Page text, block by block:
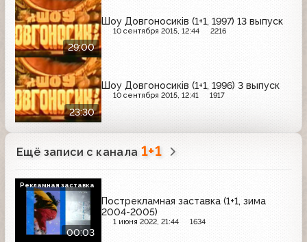
29:00
Шоу Довгоносиків (1+1, 1997) 13 выпуск
10 сентября 2015, 12:44 2216
23:30
Шоу Довгоносиків (1+1, 1996) 3 выпуск
10 сентября 2015, 12:41 1917
Ещё записи с канала 1+1
00:03
Пострекламная заставка (1+1, зима
2004-2005)
1 июня 2022, 21:44 1634
Рекламная заставка